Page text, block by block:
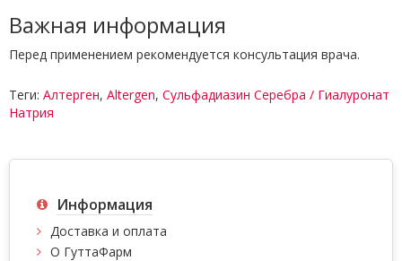
Важная информация
Перед применением рекомендуется консультация врача.
Теги: Алтерген, Altergen, Сульфадиазин Серебра / Гиалуронат
Натрия
Информация
Доставка и оплата
О ГуттаФарм